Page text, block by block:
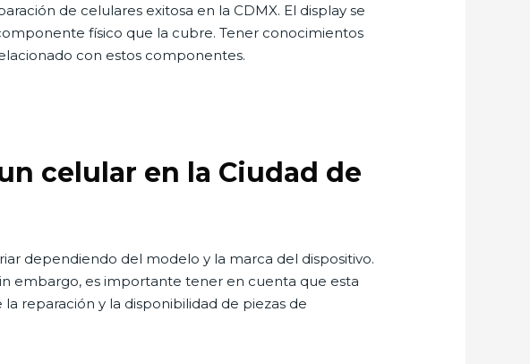
de celulares exitosa en la CDMX. El display se
físico que la cubre. Tener conocimientos
con estos componentes.
celular en la Ciudad de
dependiendo del modelo y la marca del dispositivo.
embargo, es importante tener en cuenta que esta
reparación y la disponibilidad de piezas de